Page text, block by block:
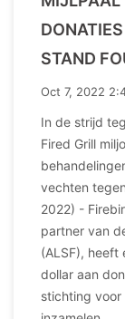
STAND
Oct 7, 2022
In de strijd
Fired Grill
vechten
2022) -
partner van
(ALSF), heeft
dollar aan
stichting voor